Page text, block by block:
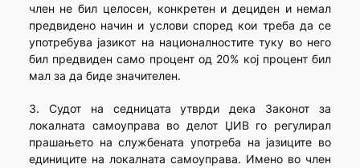
член не бил целосен, конкретен и дециден и немал
предвидено начин и услови според кои треба да се
употребува јазикот на националностите туку во него
бил предвиден само процент од 20% кој процент бил
мал за да биде значителен.
3. Судот на седницата утврди дека Законот за
локалната самоуправа во делот ЏИВ го регулирал
прашањето на службената употреба на јазиците во
единиците на локалната самоуправа. Имено во член